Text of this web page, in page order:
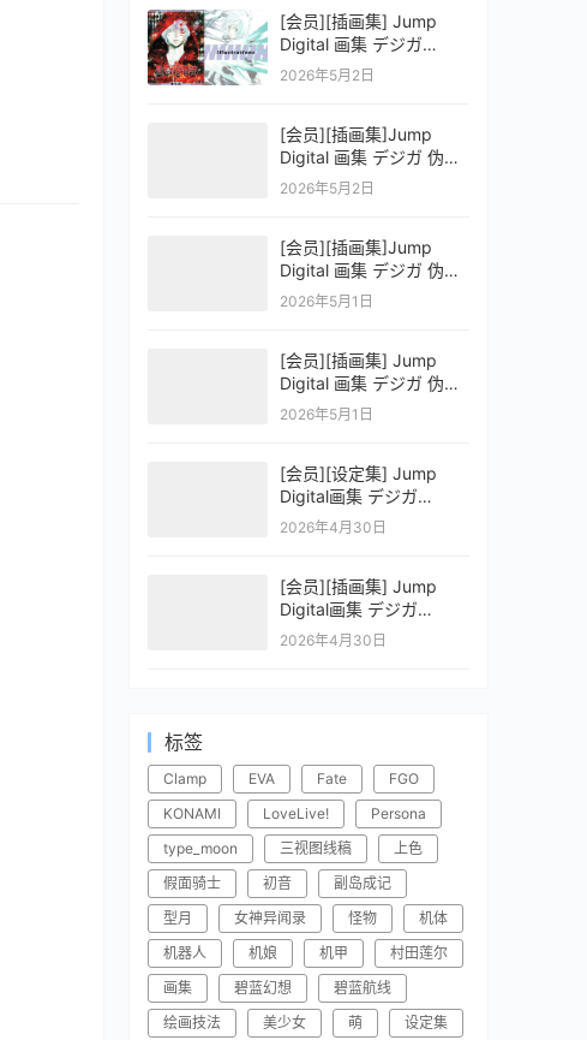
[会员][插画集] Jump
Digital 画集 デジガ
D.Gray-man
2026年5月2日
[会员][插画集]Jump
Digital 画集 デジガ 伪恋
ニセコイ 3
2026年5月2日
[会员][插画集]Jump
Digital 画集 デジガ 伪恋
ニセコイ 2
2026年5月1日
[会员][插画集] Jump
Digital 画集 デジガ 伪恋
ニセコイ 1
2026年5月1日
[会员][设定集] Jump
Digital画集 デジガ
CLAYMORE 2
2026年4月30日
[会员][插画集] Jump
Digital画集 デジガ
CLAYMORE 1
2026年4月30日
标签
Clamp EVA Fate
FGO
KONAMI
LoveLive!
Persona
type_moon
三视图线稿
上色
假面骑士
初音
副岛成记
型月
女神异闻录 怪物
机体
机器人
机娘 机甲
村田莲尔
画集
碧蓝幻想
碧蓝航线
绘画技法
美少女 萌
设定集